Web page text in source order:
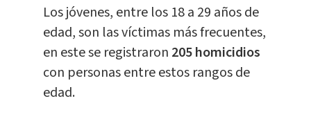
Los jóvenes, entre los 18 a 29 años de
edad, son las víctimas más frecuentes,
en este se registraron 205 homicidios
con personas entre estos rangos de
edad.